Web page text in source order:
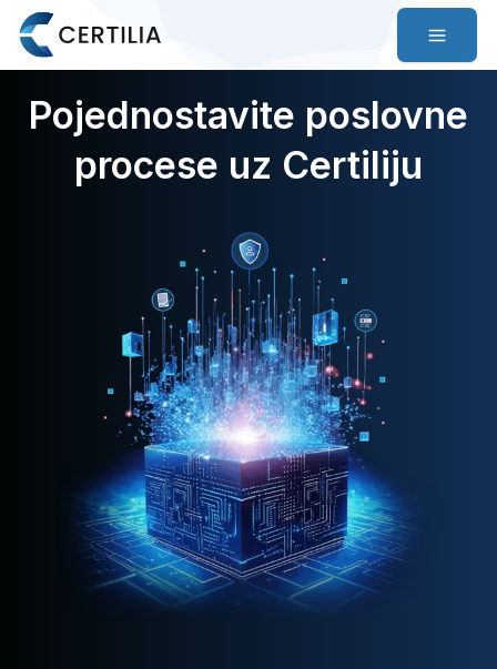
Pojednostavite poslovne
procese uz Certiliju